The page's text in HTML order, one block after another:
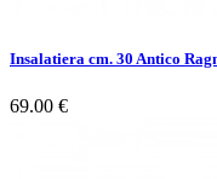
Insalatiera cm. 30 Antico
69.00 €